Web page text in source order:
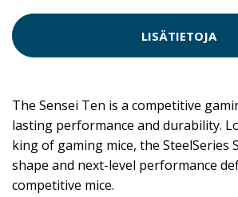
LISÄTIETOJA
The Sensei Ten is a competitive
lasting performance and durability.
king of gaming mice, the SteelSeries
shape and next-level performance
competitive mice.